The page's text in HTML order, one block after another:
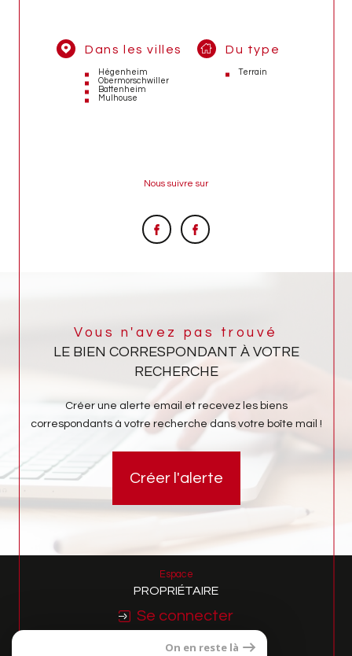
Dans les villes
Hégenheim
Obermorschwiller
Battenheim
Mulhouse
Du type
Terrain
Nous suivre sur
Vous n'avez pas trouvé
LE BIEN CORRESPONDANT À VOTRE
RECHERCHE
Créer une alerte email et recevez les biens
correspondants à votre recherche dans votre boîte mail !
Créer l'alerte
Espace
PROPRIÉTAIRE
Se connecter
On en reste là